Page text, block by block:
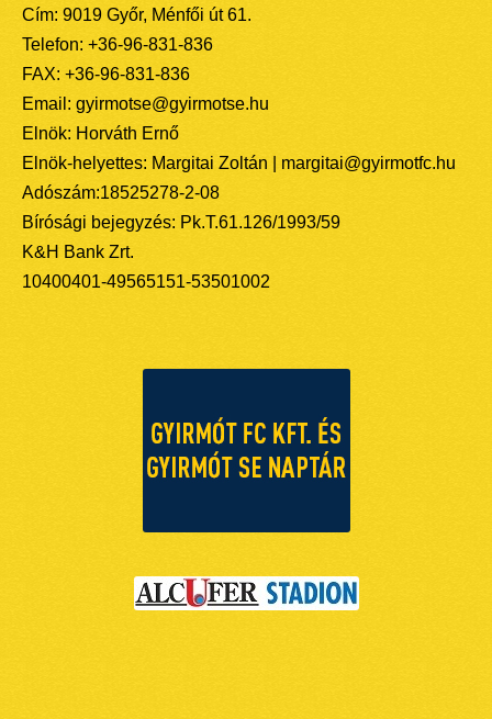
Cím: 9019 Győr, Ménfői út 61.
Telefon: +36-96-831-836
FAX: +36-96-831-836
Email: gyirmotse@gyirmotse.hu
Elnök: Horváth Ernő
Elnök-helyettes: Margitai Zoltán | margitai@gyirmotfc.hu
Adószám:18525278-2-08
Bírósági bejegyzés: Pk.T.61.126/1993/59
K&H Bank Zrt.
10400401-49565151-53501002